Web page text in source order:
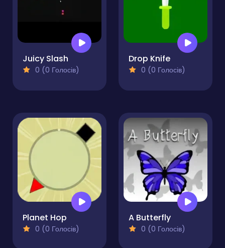
Juicy Slash
0 (0 Голосів)
Drop Knife
0 (0 Голосів)
Planet Hop
0 (0 Голосів)
A Butterfly
0 (0 Голосів)